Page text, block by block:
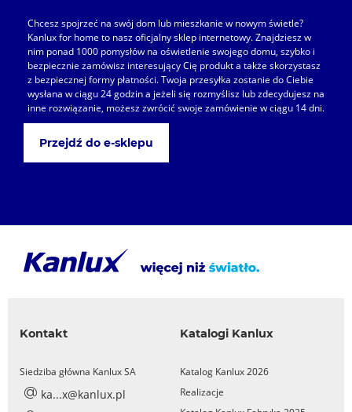
Chcesz spojrzeć na swój dom lub mieszkanie w nowym świetle?
Kanlux for home to nasz oficjalny sklep internetowy. Znajdziesz w
nim ponad 1000 pomysłów na oświetlenie swojego domu, szybko i
bezpiecznie zamówisz interesujący Cię produkt a także skorzystasz
z bezpiecznej formy płatności. Twoja przesyłka zostanie do Ciebie
wysłana w ciągu 24 godzin a jeżeli się rozmyślisz lub zdecydujesz na
inne rozwiązanie, możesz zwrócić swoje zamówienie w ciągu 14 dni.
Przejdź do e-sklepu
Kontakt
Siedziba główna Kanlux SA
ka...x@kanlux.pl
Katalogi Kanlux
Katalog Kanlux 2026
Realizacje